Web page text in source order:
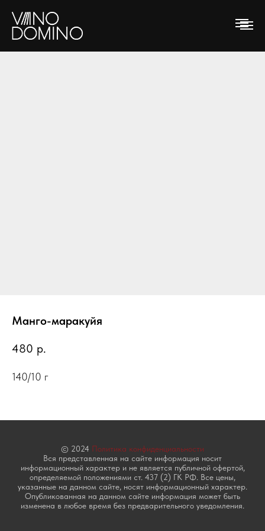
Манго-маракуйя
480 р.
140/10 г
© 2024 Политика конфиденциальности
Вся представленная на сайте информация носит
информационный характер и не является публичной офертой,
определяемой положениями ст. 437 (2) ГК РФ. Все цены,
указанные на данном сайте, носят информационный характер.
Опубликованная на данном сайте информация может быть
изменена в любое время без предварительного уведомления.